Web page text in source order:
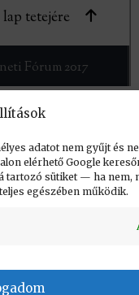
adatot nem gyűjt és
elérhető Google
tartozó sütiket — ha nem,
egészében működik.
lap tetejére
Fórum 2017